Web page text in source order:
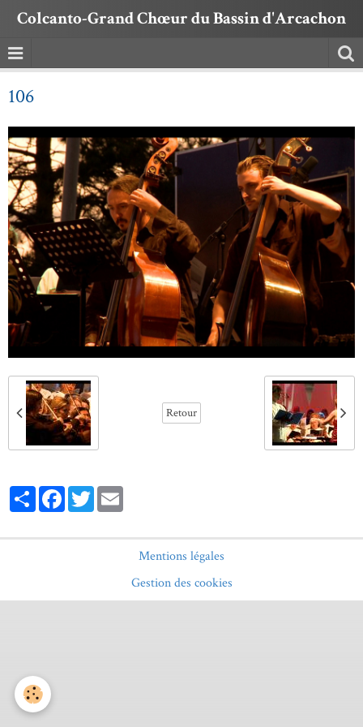
Colcanto-Grand Chœur du Bassin d'Arcachon
106
Retour
PartagerFacebook
Twitter
Mentions légales
Gestion des cookies